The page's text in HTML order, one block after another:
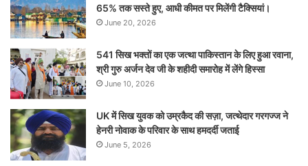
65% तक सस्ते हुए, आधी कीमत पर मिलेंगी टैक्सियां।
June 20, 2026
541 सिख भक्तों का एक जत्था पाकिस्तान के लिए हुआ रवाना,
श्री गुरु अर्जन देव जी के शहीदी समारोह में लेंगे हिस्सा
June 10, 2026
UK में सिख युवक को उम्रकैद की सज़ा, जत्थेदार गरगज्ज ने
हेनरी नोवाक के परिवार के साथ हमदर्दी जताई
June 5, 2026